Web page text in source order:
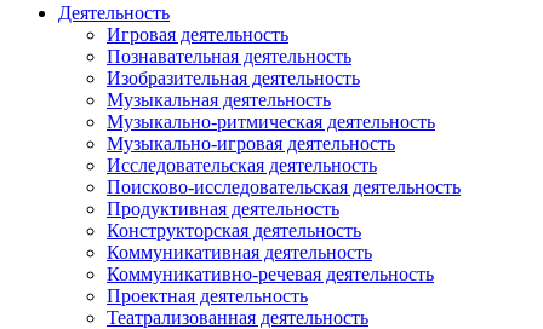
Деятельность
Игровая деятельность
Познавательная деятельность
Изобразительная деятельность
Музыкальная деятельность
Музыкально-ритмическая деятельность
Музыкально-игровая деятельность
Исследовательская деятельность
Поисково-исследовательская деятельность
Продуктивная деятельность
Конструкторская деятельность
Коммуникативная деятельность
Коммуникативно-речевая деятельность
Проектная деятельность
Театрализованная деятельность